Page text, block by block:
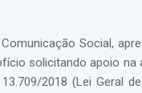
Social,
solicitando apoio na
2018 (Lei Geral